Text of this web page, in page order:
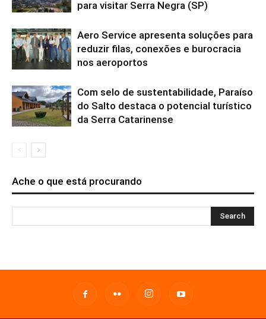
para visitar Serra Negra (SP)
Aero Service apresenta soluções para
reduzir filas, conexões e burocracia
nos aeroportos
Com selo de sustentabilidade, Paraíso
do Salto destaca o potencial turístico
da Serra Catarinense
Ache o que está procurando